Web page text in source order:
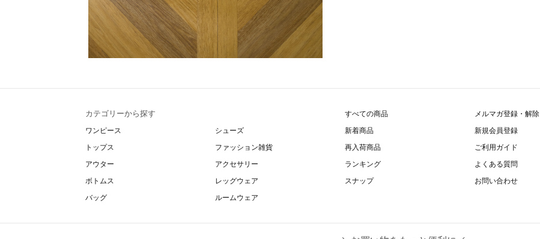
カテゴリーから探す
ワンピース
トップス
アウター
ボトムス
バッグ
シューズ
ファッション雑貨
アクセサリー
レッグウェア
ルームウェア
すべての商品
新着商品
再入荷商品
ランキング
スナップ
メルマガ登録・解除
新規会員登録
ご利用ガイド
よくある質問
お問い合わせ